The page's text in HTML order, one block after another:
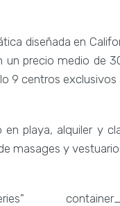
diseñada en
precio medio de
9 centros exclusivos
playa, alquiler y
masages y